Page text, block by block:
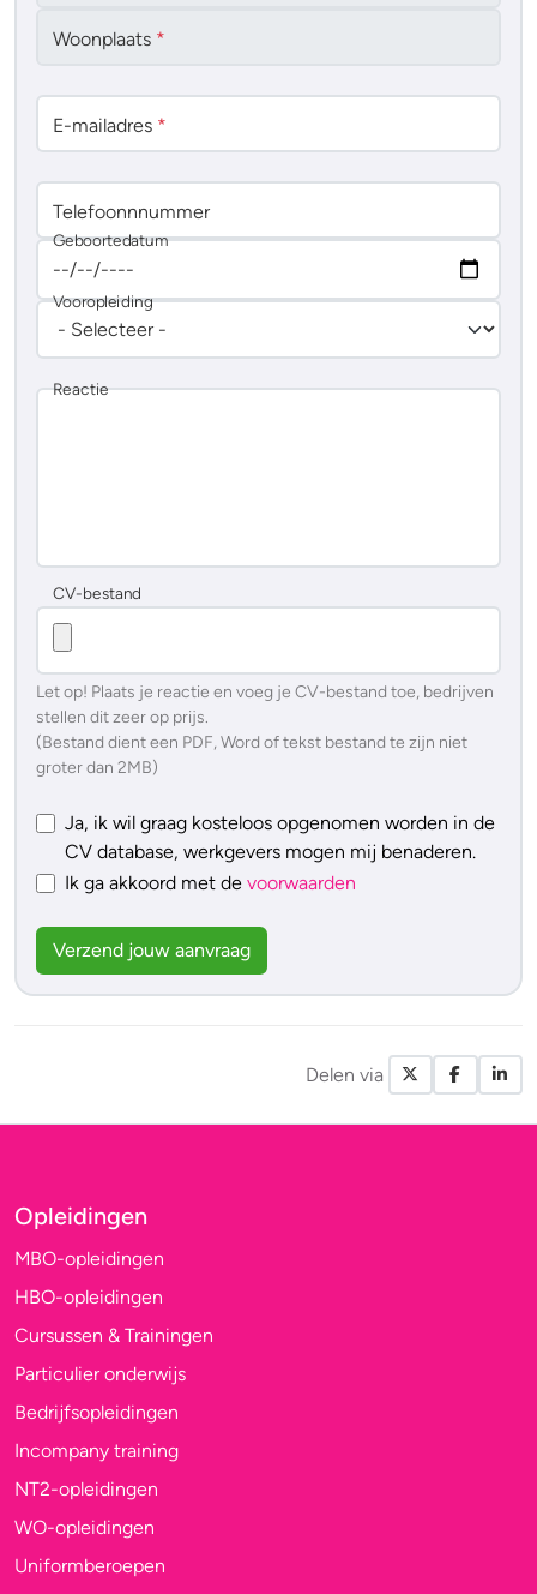
Woonplaats *
E-mailadres *
Telefoonnnummer
Geboortedatum
Vooropleiding
Reactie
CV-bestand
Let op! Plaats je reactie en voeg je CV-bestand toe, bedrijven
stellen dit zeer op prijs.
(Bestand dient een PDF, Word of tekst bestand te zijn niet
groter dan 2MB)
Ja, ik wil graag kosteloos opgenomen worden in de
CV database, werkgevers mogen mij benaderen.
Ik ga akkoord met de voorwaarden
Verzend jouw aanvraag
Delen via X /
Opleidingen
MBO-opleidingen
HBO-opleidingen
Cursussen & Trainingen
Particulier onderwijs
Bedrijfsopleidingen
Incompany training
NT2-opleidingen
WO-opleidingen
Uniformberoepen